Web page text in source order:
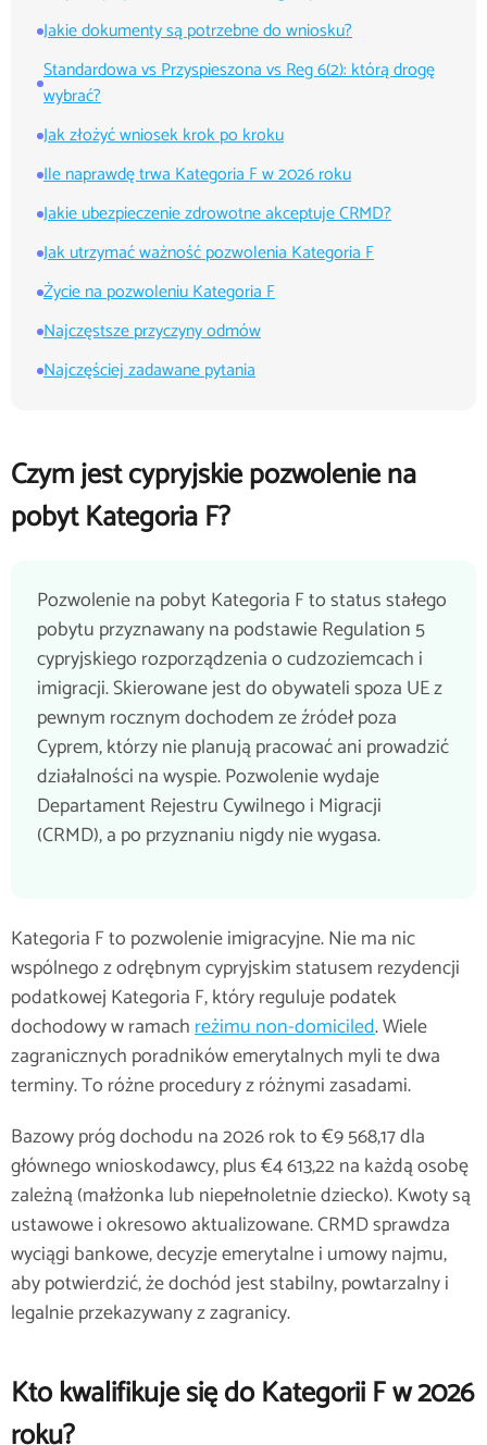
Jakie dokumenty są potrzebne do wniosku?
Standardowa vs Przyspieszona vs Reg 6(2): którą drogę
wybrać?
Jak złożyć wniosek krok po kroku
Ile naprawdę trwa Kategoria F w 2026 roku
Jakie ubezpieczenie zdrowotne akceptuje CRMD?
Jak utrzymać ważność pozwolenia Kategoria F
Życie na pozwoleniu Kategoria F
Najczęstsze przyczyny odmów
Najczęściej zadawane pytania
Czym jest cypryjskie pozwolenie na
pobyt Kategoria F?
Pozwolenie na pobyt Kategoria F to status stałego
pobytu przyznawany na podstawie Regulation 5
cypryjskiego rozporządzenia o cudzoziemcach i
imigracji. Skierowane jest do obywateli spoza UE z
pewnym rocznym dochodem ze źródeł poza
Cyprem, którzy nie planują pracować ani prowadzić
działalności na wyspie. Pozwolenie wydaje
Departament Rejestru Cywilnego i Migracji
(CRMD), a po przyznaniu nigdy nie wygasa.
Kategoria F to pozwolenie imigracyjne. Nie ma nic
wspólnego z odrębnym cypryjskim statusem rezydencji
podatkowej Kategoria F, który reguluje podatek
dochodowy w ramachreżimu non-domiciled. Wiele
zagranicznych poradników emerytalnych myli te dwa
terminy. To różne procedury z różnymi zasadami.
Bazowy próg dochodu na 2026 rok to €9 568,17 dla
głównego wnioskodawcy, plus €4 613,22 na każdą osobę
zależną (małżonka lub niepełnoletnie dziecko). Kwoty są
ustawowe i okresowo aktualizowane. CRMD sprawdza
wyciągi bankowe, decyzje emerytalne i umowy najmu,
aby potwierdzić, że dochód jest stabilny, powtarzalny i
legalnie przekazywany z zagranicy.
Kto kwalifikuje się do Kategorii F w 2026